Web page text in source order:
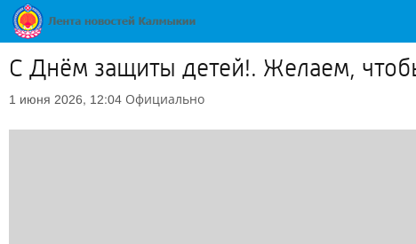
С Днём защиты детей!. Желаем,
1 июня 2026, 12:04 Официально